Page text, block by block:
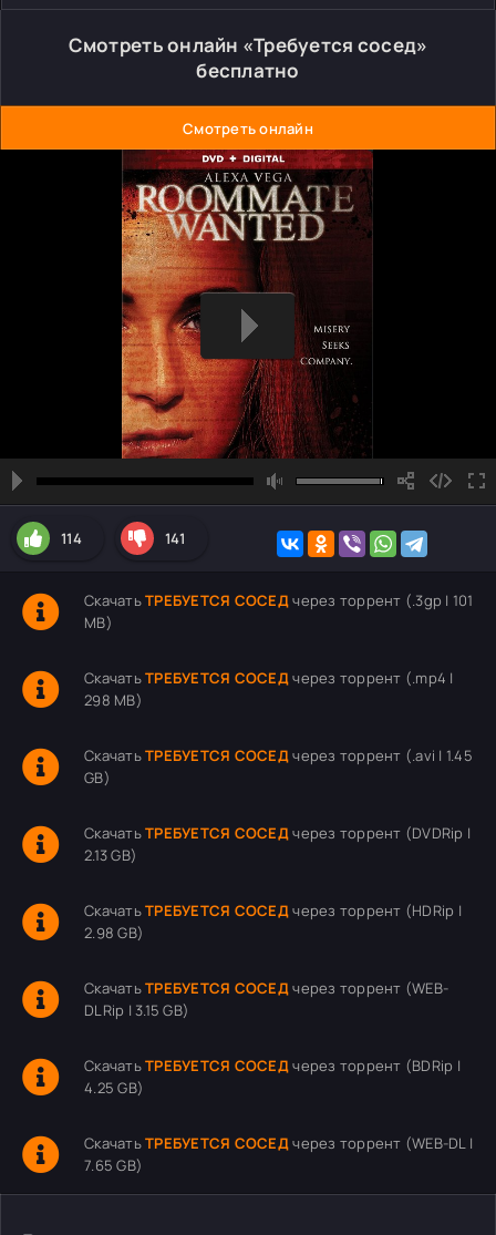
Смотреть онлайн «Требуется сосед»
бесплатно
Смотреть онлайн
114 141
СкачатьТРЕБУЕТСЯ СОСЕДчерез торрент (.3gp | 101
MB)
СкачатьТРЕБУЕТСЯ СОСЕДчерез торрент (.mp4 |
298 MB)
СкачатьТРЕБУЕТСЯ СОСЕДчерез торрент (.avi | 1.45
GB)
СкачатьТРЕБУЕТСЯ СОСЕДчерез торрент (DVDRip |
2.13 GB)
СкачатьТРЕБУЕТСЯ СОСЕДчерез торрент (HDRip |
2.98 GB)
СкачатьТРЕБУЕТСЯ СОСЕДчерез торрент (WEB-
DLRip | 3.15 GB)
СкачатьТРЕБУЕТСЯ СОСЕДчерез торрент (BDRip |
4.25 GB)
СкачатьТРЕБУЕТСЯ СОСЕДчерез торрент (WEB-DL |
7.65 GB)